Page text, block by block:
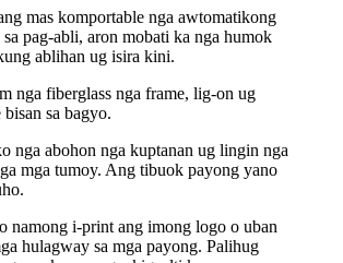
mas komportable nga awtomatikong
sa pag-abli, aron mobati ka nga humok
ablihan ug isira kini.
nga fiberglass nga frame, lig-on ug
sa bagyo.
nga abohon nga kuptanan ug lingin nga
mga tumoy. Ang tibuok payong yano
namong i-print ang imong logo o uban
hulagway sa mga payong. Palihug